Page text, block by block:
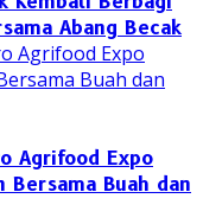
Abang Becak
Agrifood Expo
Bersama Buah dan